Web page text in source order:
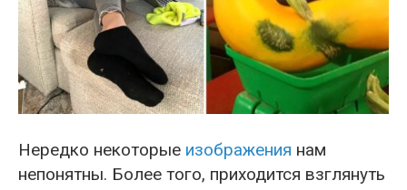
Нередко некоторые изображения нам
непонятны. Более того, приходится взглянуть